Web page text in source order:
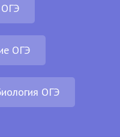
ОГЭ
ОГЭ